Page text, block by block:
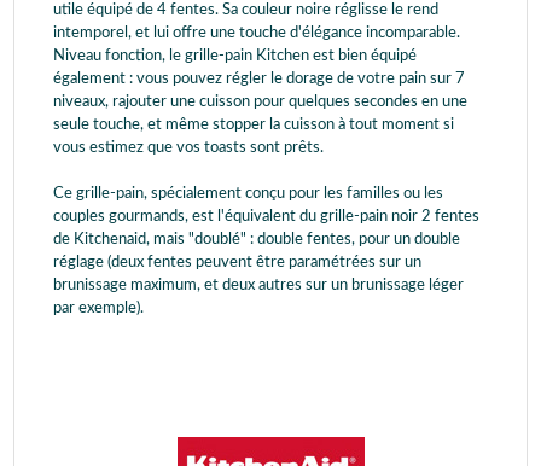
utile équipé de 4 fentes. Sa couleur noire réglisse le rend
intemporel, et lui offre une touche d'élégance incomparable.
Niveau fonction, le grille-pain Kitchen est bien équipé
également : vous pouvez régler le dorage de votre pain sur 7
niveaux, rajouter une cuisson pour quelques secondes en une
seule touche, et même stopper la cuisson à tout moment si
vous estimez que vos toasts sont prêts.
Ce grille-pain, spécialement conçu pour les familles ou les
couples gourmands, est l'équivalent du grille-pain noir 2 fentes
de Kitchenaid, mais "doublé" : double fentes, pour un double
réglage (deux fentes peuvent être paramétrées sur un
brunissage maximum, et deux autres sur un brunissage léger
par exemple).